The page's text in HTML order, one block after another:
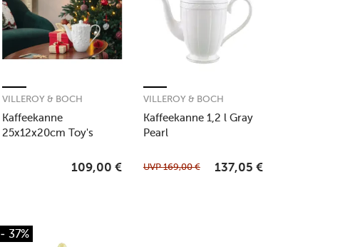
Kaffeekanne
25x12x20cm Toy's
VILLEROY & BOCH
109,00 €
Kaffeekanne 1,2 l Gray
Pearl
VILLEROY & BOCH
UVP169,00 € 137,05 €
- 37%